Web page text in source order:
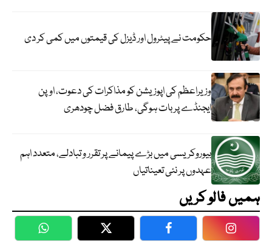
حکومت نے پیٹرول اور ڈیزل کی قیمتوں میں کمی کر دی
وزیراعظم کی اپوزیشن کو مذاکرات کی دعوت، اوپن
ایجنڈے پر بات ہوگی، طارق فضل چودھری
بیوروکریسی میں بڑے پیمانے پر تقرر و تبادلے، متعدد اہم
عہدوں پر نئی تعیناتیاں
ہمیں فالو کریں
WhatsApp Twitter Facebook